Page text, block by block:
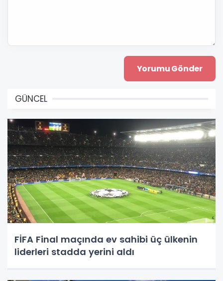
GÜNCEL
FİFA Final maçında ev sahibi üç ülkenin
liderleri stadda yerini aldı